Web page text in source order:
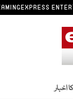
EXPRESS
اخبار